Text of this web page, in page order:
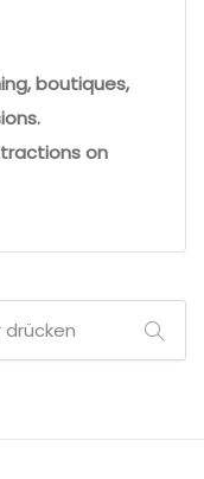
boutiques,
on